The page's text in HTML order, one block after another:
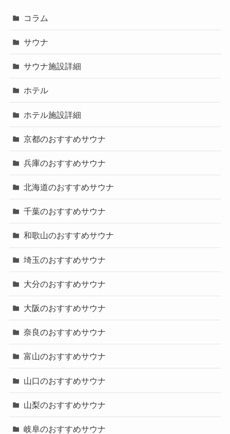
コラム
サウナ
サウナ施設詳細
ホテル
ホテル施設詳細
京都のおすすめサウナ
兵庫のおすすめサウナ
北海道のおすすめサウナ
千葉のおすすめサウナ
和歌山のおすすめサウナ
埼玉のおすすめサウナ
大分のおすすめサウナ
大阪のおすすめサウナ
奈良のおすすめサウナ
富山のおすすめサウナ
山口のおすすめサウナ
山梨のおすすめサウナ
岐阜のおすすめサウナ